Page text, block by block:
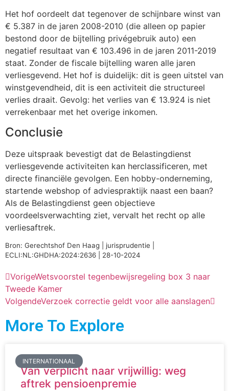
Het hof oordeelt dat tegenover de schijnbare winst van
€ 5.387 in de jaren 2008-2010 (die alleen op papier
bestond door de bijtelling privégebruik auto) een
negatief resultaat van € 103.496 in de jaren 2011-2019
staat. Zonder de fiscale bijtelling waren alle jaren
verliesgevend. Het hof is duidelijk: dit is geen uitstel van
winstgevendheid, dit is een activiteit die structureel
verlies draait. Gevolg: het verlies van € 13.924 is niet
verrekenbaar met het overige inkomen.
Conclusie
Deze uitspraak bevestigt dat de Belastingdienst
verliesgevende activiteiten kan herclassificeren, met
directe financiële gevolgen. Een hobby-onderneming,
startende webshop of adviespraktijk naast een baan?
Als de Belastingdienst geen objectieve
voordeelsverwachting ziet, vervalt het recht op alle
verliesaftrek.
Bron: Gerechtshof Den Haag | jurisprudentie |
ECLI:NL:GHDHA:2024:2636 | 28-10-2024
VorigeWetsvoorstel tegenbewijsregeling box 3 naar
Tweede Kamer
VolgendeVerzoek correctie geldt voor alle aanslagen
More To Explore
INTERNATIONAAL
Van verplicht naar vrijwillig: weg
aftrek pensioenpremie